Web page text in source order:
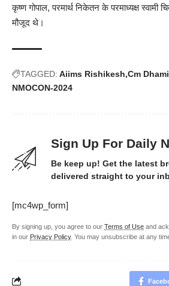
कृष्ण गोपाल, परमार्थ निकेतन के परमाध्यक्ष स्वामी
मौजूद थे।
TAGGED: Aiims Rishikesh Cm Dhami
NMOCON-2024
Sign Up For Daily
Be keep up! Get the latest
delivered straight to your
[mc4wp_form]
By signing up, you agree to our Terms of Use and
in our Privacy Policy. You may unsubscribe at any